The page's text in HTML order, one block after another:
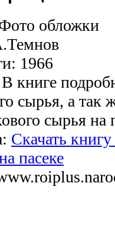
1966
В книге
сырья, а
сырья на
Скачать
пасеке